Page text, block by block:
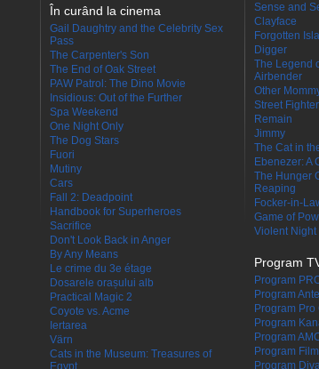
În curând la cinema
Gail Daughtry and the Celebrity Sex
Pass
The Carpenter's Son
The End of Oak Street
PAW Patrol: The Dino Movie
Insidious: Out of the Further
Spa Weekend
One Night Only
The Dog Stars
Fuori
Mutiny
Cars
Fall 2: Deadpoint
Handbook for Superheroes
Sacrifice
Don't Look Back in Anger
By Any Means
Le crime du 3e étage
Dosarele orașului alb
Practical Magic 2
Coyote vs. Acme
Iertarea
Värn
Cats in the Museum: Treasures of
Egypt
Sense and
Clayface
Forgotten
Digger
The Legend
Airbender
Other
Street Fighter
Remain
Jimmy
The Cat in
Ebenezer: A
The Hunger
Reaping
Focker-in-
Game of
Violent Night
Program
Program
Program
Program
Program
Program
Program
Program